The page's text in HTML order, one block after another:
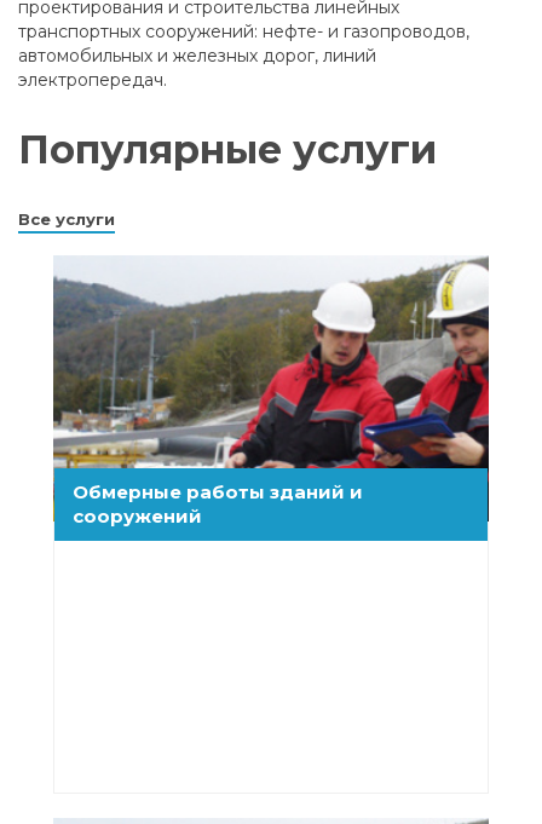
проектирования и строительства линейных
транспортных сооружений: нефте- и газопроводов,
автомобильных и железных дорог, линий
электропередач.
Популярные услуги
Все услуги
Обмерные работы зданий и
сооружений